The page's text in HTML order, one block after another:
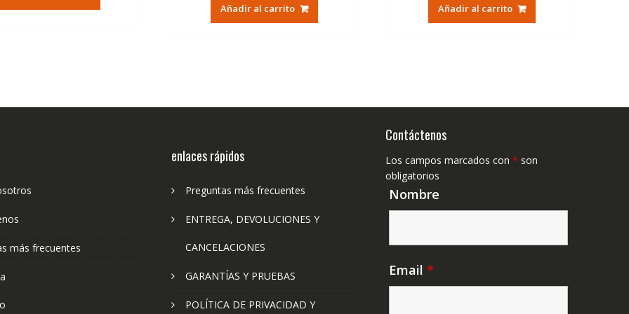
era:
es:
era:
es:
Añadir al carrito
era:
es:
Añadir al carrito
más frecuentes
enlaces rápidos
Preguntas más frecuentes
ENTREGA, DEVOLUCIONES Y
CANCELACIONES
GARANTÍAS Y PRUEBAS
POLÍTICA DE PRIVACIDAD Y
Contáctenos
Los campos marcados con * son
obligatorios
Nombre
Email *